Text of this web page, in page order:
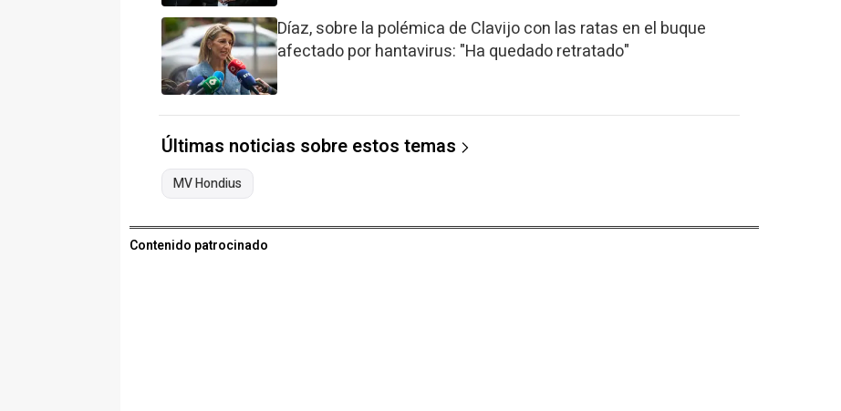
Díaz, sobre la polémica de Clavijo con las ratas en el buque
afectado por hantavirus: "Ha quedado retratado"
Últimas noticias sobre estos temas
MV Hondius
Contenido patrocinado